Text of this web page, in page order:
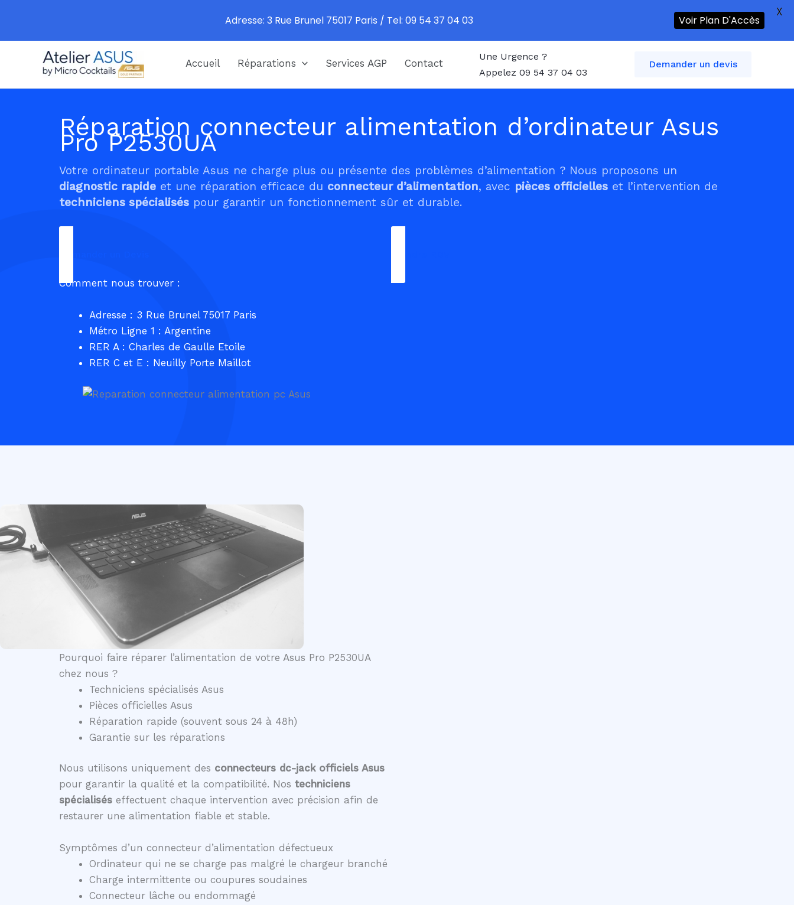
Accueil Réparations Services AGP Contact
Une Urgence ?
Appelez 09 54 37 04 03
Demander un devis
Réparation connecteur alimentation d’ordinateur Asus
Pro P2530UA
Votre ordinateur portable Asus ne charge plus ou présente des problèmes d’alimentation ? Nous proposons un
diagnostic rapide et une réparation efficace du connecteur d’alimentation, avec pièces officielles et l’intervention de
techniciens spécialisés pour garantir un fonctionnement sûr et durable.
Comment nous trouver :
Adresse : 3 Rue Brunel 75017 Paris
Métro Ligne 1 : Argentine
RER A : Charles de Gaulle Etoile
RER C et E : Neuilly Porte Maillot
Pourquoi faire réparer l’alimentation de votre Asus Pro P2530UA
chez nous ?
Techniciens spécialisés Asus
Pièces officielles Asus
Réparation rapide (souvent sous 24 à 48h)
Garantie sur les réparations
Nous utilisons uniquement des connecteurs dc-jack officiels Asus
pour garantir la qualité et la compatibilité. Nos techniciens
spécialisés effectuent chaque intervention avec précision afin de
restaurer une alimentation fiable et stable.
Symptômes d’un connecteur d’alimentation défectueux
Ordinateur qui ne se charge pas malgré le chargeur branché
Charge intermittente ou coupures soudaines
Connecteur lâche ou endommagé
Adresse: 3 Rue Brunel 75017 Paris / Tel: 09 54 37 04 03 Voir Plan D'Accès
X